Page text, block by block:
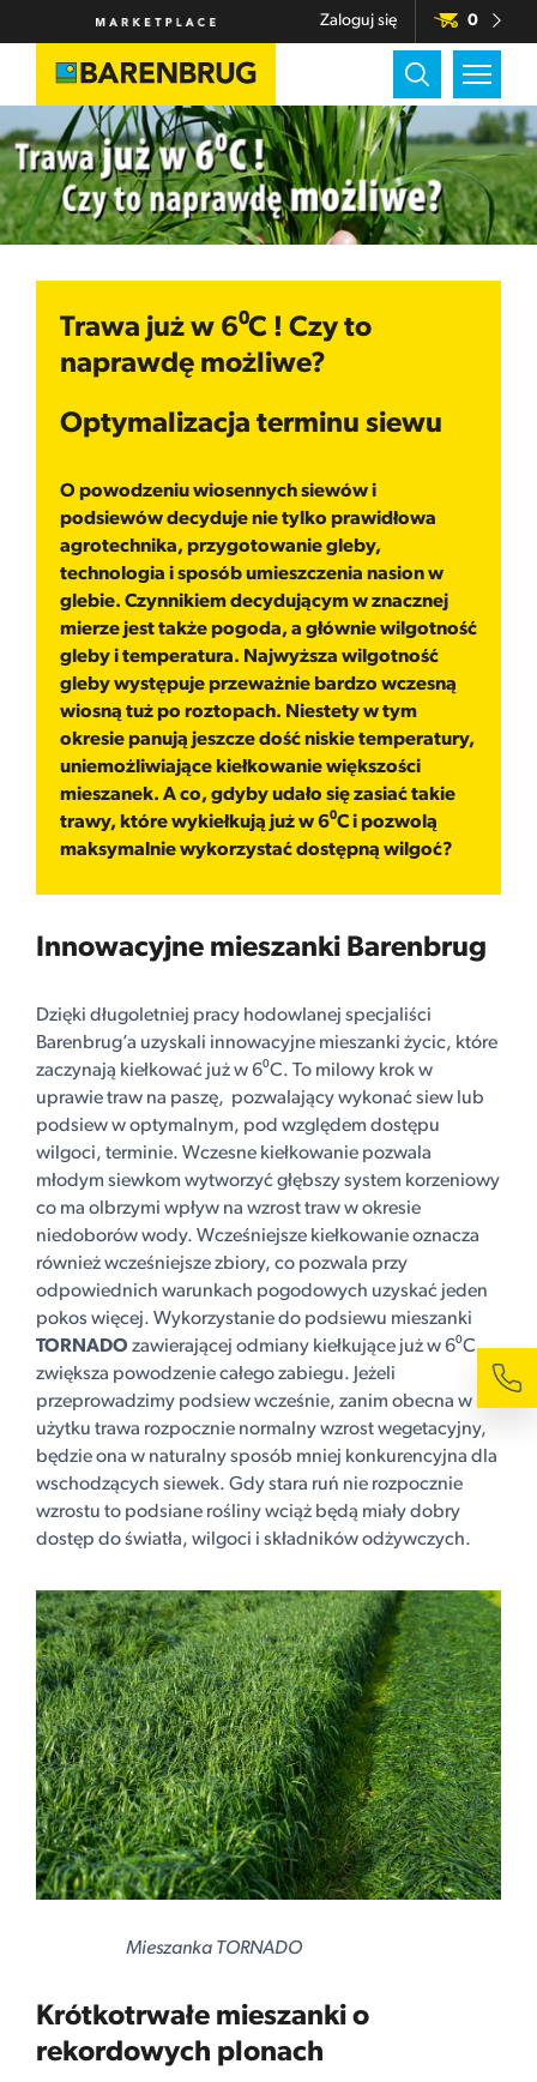
Zaloguj się 0
Trawa już w 6⁰C ! Czy to
naprawdę możliwe?
Optymalizacja terminu siewu
O powodzeniu wiosennych siewów i
podsiewów decyduje nie tylko prawidłowa
agrotechnika, przygotowanie gleby,
technologia i sposób umieszczenia nasion w
glebie. Czynnikiem decydującym w znacznej
mierze jest także pogoda, a głównie wilgotność
gleby i temperatura. Najwyższa wilgotność
gleby występuje przeważnie bardzo wczesną
wiosną tuż po roztopach. Niestety w tym
okresie panują jeszcze dość niskie temperatury,
uniemożliwiające kiełkowanie większości
mieszanek. A co, gdyby udało się zasiać takie
trawy, które wykiełkują już w 6⁰C i pozwolą
maksymalnie wykorzystać dostępną wilgoć?
Innowacyjne mieszanki Barenbrug
Dzięki długoletniej pracy hodowlanej specjaliści
Barenbrug’a uzyskali innowacyjne mieszanki życic, które
zaczynają kiełkować już w 6⁰C. To milowy krok w
uprawie traw na paszę, pozwalający wykonać siew lub
podsiew w optymalnym, pod względem dostępu
wilgoci, terminie. Wczesne kiełkowanie pozwala
młodym siewkom wytworzyć głębszy system korzeniowy
co ma olbrzymi wpływ na wzrost traw w okresie
niedoborów wody. Wcześniejsze kiełkowanie oznacza
również wcześniejsze zbiory, co pozwala przy
odpowiednich warunkach pogodowych uzyskać jeden
pokos więcej. Wykorzystanie do podsiewu mieszanki
TORNADO zawierającej odmiany kiełkujące już w 6⁰C
zwiększa powodzenie całego zabiegu. Jeżeli
przeprowadzimy podsiew wcześnie, zanim obecna w
użytku trawa rozpocznie normalny wzrost wegetacyjny,
będzie ona w naturalny sposób mniej konkurencyjna dla
wschodzących siewek. Gdy stara ruń nie rozpocznie
wzrostu to podsiane rośliny wciąż będą miały dobry
dostęp do światła, wilgoci i składników odżywczych.
Mieszanka TORNADO
Krótkotrwałe mieszanki o
rekordowych plonach